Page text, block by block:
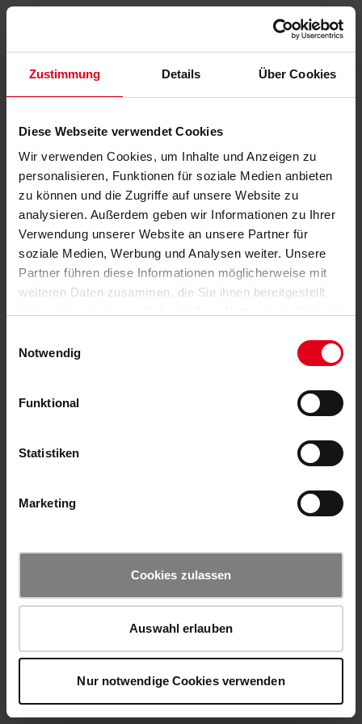
Zustimmung Details Über Cookies
Diese Webseite verwendet Cookies
Wir verwenden Cookies, um Inhalte und Anzeigen zu
personalisieren, Funktionen für soziale Medien anbieten
zu können und die Zugriffe auf unsere Website zu
analysieren. Außerdem geben wir Informationen zu Ihrer
Verwendung unserer Website an unsere Partner für
soziale Medien, Werbung und Analysen weiter. Unsere
Partner führen diese Informationen möglicherweise mit
weiteren Daten zusammen, die Sie ihnen bereitgestellt
Notwendig
Funktional
Statistiken
Marketing
Cookies zulassen
Auswahl erlauben
Nur notwendige Cookies verwenden